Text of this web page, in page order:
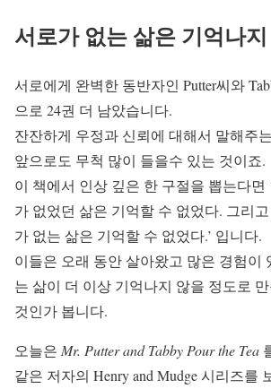
서로가 없는 삶은 기억나
서로에게 완벽한 동반자인 Putter씨와
으로 24권 더 남았습니다.
잔잔하게 우정과 신뢰에 대해서 말해주
앞으로도 무척 많이 들을수 있는 것이죠.
이 책에서 인상 깊은 한 구절을 뽑는다면
가 없었던 삶은 기억할 수 없었다. 그리고
가 없는 삶은 기억할 수 없었다.’ 입니다.
이들은 오래 동안 살아왔고 많은 경험이
는 삶이 더 이상 기억나지 않을 정도로
것인가 봅니다.
오늘은 Mr. Putter and Tabby Pour the Tea
같은 저자의 Henry and Mudge 시리즈를